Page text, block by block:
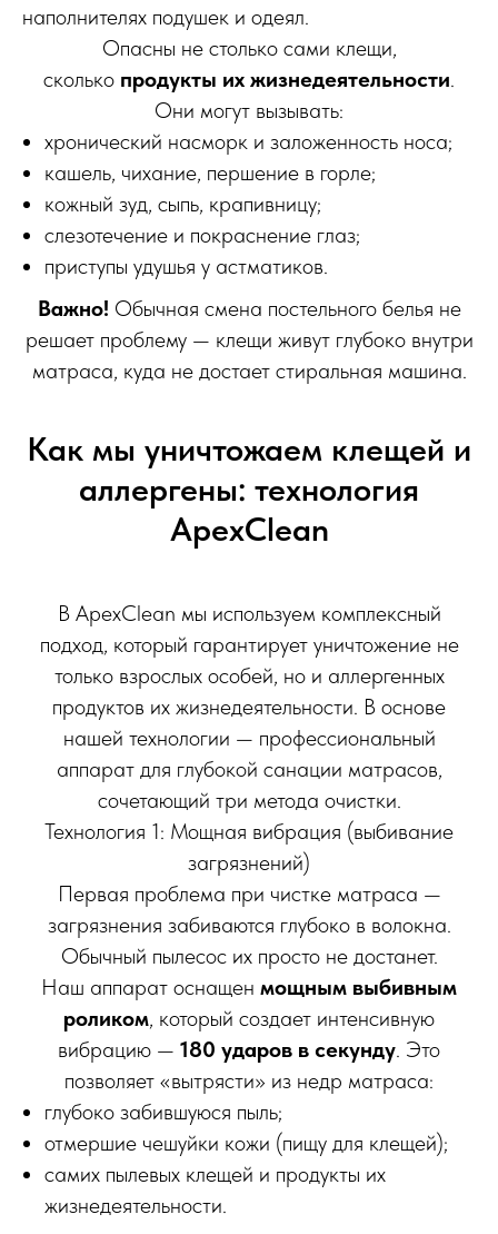
наполнителях подушек и одеял.
Опасны не столько сами клещи,
сколько продукты их жизнедеятельности.
Они могут вызывать:
хронический насморк и заложенность носа;
кашель, чихание, першение в горле;
кожный зуд, сыпь, крапивницу;
слезотечение и покраснение глаз;
приступы удушья у астматиков.
Важно! Обычная смена постельного белья не
решает проблему — клещи живут глубоко внутри
матраса, куда не достает стиральная машина.
Как мы уничтожаем клещей и
аллергены: технология
ApexClean
В ApexClean мы используем комплексный
подход, который гарантирует уничтожение не
только взрослых особей, но и аллергенных
продуктов их жизнедеятельности. В основе
нашей технологии — профессиональный
аппарат для глубокой санации матрасов,
сочетающий три метода очистки.
Технология 1: Мощная вибрация (выбивание
загрязнений)
Первая проблема при чистке матраса —
загрязнения забиваются глубоко в волокна.
Обычный пылесос их просто не достанет.
Наш аппарат оснащен мощным выбивным
роликом, который создает интенсивную
вибрацию — 180 ударов в секунду. Это
позволяет «вытрясти» из недр матраса:
глубоко забившуюся пыль;
отмершие чешуйки кожи (пищу для клещей);
самих пылевых клещей и продукты их
жизнедеятельности.